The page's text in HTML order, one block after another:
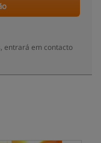
entrará em contacto